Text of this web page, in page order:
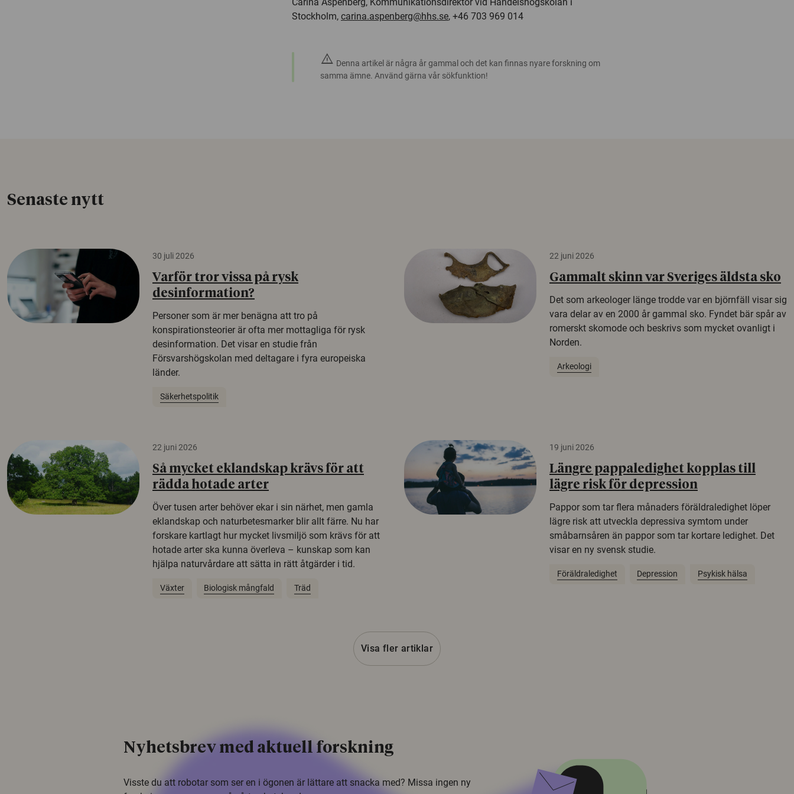
Stockholm, carina.aspenberg@hhs.se, +46 703 969 014
warning Denna artikel är några år gammal och det kan finnas nyare forskning om
samma ämne. Använd gärna vår sökfunktion!
Senaste nytt
30 juli 2026
Varför tror vissa på rysk
desinformation?
Personer som är mer benägna att tro på
konspirationsteorier är ofta mer mottagliga för rysk
desinformation. Det visar en studie från
Försvarshögskolan med deltagare i fyra europeiska
länder.
Säkerhetspolitik
22 juni 2026
Gammalt skinn var Sveriges äldsta sko
Det som arkeologer länge trodde var en björnfäll visar sig
vara delar av en 2000 år gammal sko. Fyndet bär spår av
romerskt skomode och beskrivs som mycket ovanligt i
Norden.
Arkeologi
22 juni 2026
Så mycket eklandskap krävs för att
rädda hotade arter
Över tusen arter behöver ekar i sin närhet, men gamla
eklandskap och naturbetesmarker blir allt färre. Nu har
forskare kartlagt hur mycket livsmiljö som krävs för att
hotade arter ska kunna överleva – kunskap som kan
hjälpa naturvårdare att sätta in rätt åtgärder i tid.
Växter Biologisk mångfald Träd
19 juni 2026
Längre pappaledighet kopplas till
lägre risk för depression
Pappor som tar flera månaders föräldraledighet löper
lägre risk att utveckla depressiva symtom under
småbarnsåren än pappor som tar kortare ledighet. Det
visar en ny svensk studie.
Föräldraledighet Depression Psykisk hälsa
Visa fler artiklar
Nyhetsbrev med aktuell forskning
Visste du att robotar som ser en i ögonen är lättare att snacka med? Missa ingen ny